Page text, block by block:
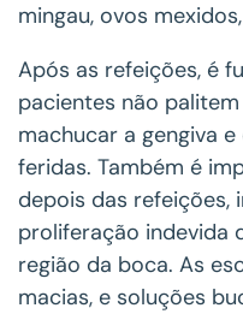
mingau, ovos
Após as refeições, é
pacientes não
machucar a gengiva
feridas. Também é
depois das refeições,
proliferação indevida
região da boca. As
macias, e soluções